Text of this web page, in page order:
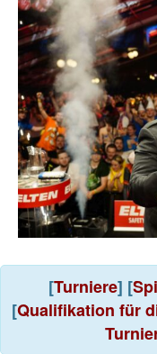
[Turniere] [
[Qualifikation für